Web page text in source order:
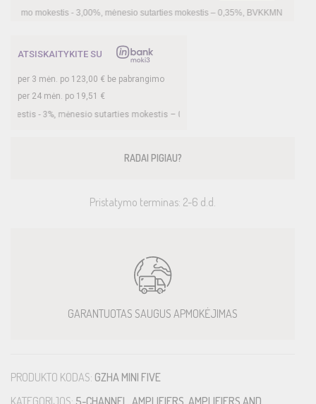
-3,00%, mėnesio sutarties mokestis –0,35%, BVKKMN –30,22%,
ATSISKAITYKITE SU
per 3 mėn. po 123,00 € be pabrangimo
per 24 mėn. po 19,51 €
%, mėnesio sutarties mokestis –0,35%, BVKKMN –
RADAI PIGIAU?
Pristatymo terminas: 2-6 d.d.
GARANTUOTAS SAUGUS APMOKĖJIMAS
PRODUKTO KODAS: GZHA MINI FIVE
KATEGORIJOS: 5-CHANNEL, AMPLIFIERS, AMPLIFIERS AND